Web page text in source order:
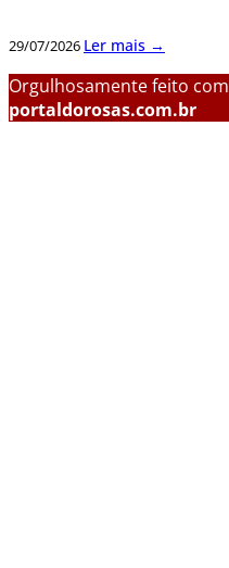
29/07/2026 Ler mais →
Orgulhosamente feito com
portaldorosas.com.br